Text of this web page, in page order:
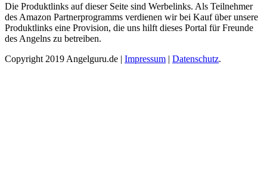
Die Produktlinks auf dieser Seite sind Werbelinks. Als Teilnehmer
des Amazon Partnerprogramms verdienen wir bei Kauf über unsere
Produktlinks eine Provision, die uns hilft dieses Portal für Freunde
des Angelns zu betreiben.
Copyright 2019 Angelguru.de | Impressum | Datenschutz.